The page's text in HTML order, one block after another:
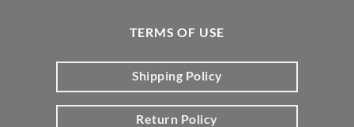
TERMS OF USE
Shipping Policy
Return Policy